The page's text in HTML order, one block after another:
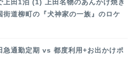
上田1泊 (1) 上田名物のあんかけ焼き
街道柳町の『犬神家の一族』のロケ
急通勤定期 vs 都度利用+お出かけポ